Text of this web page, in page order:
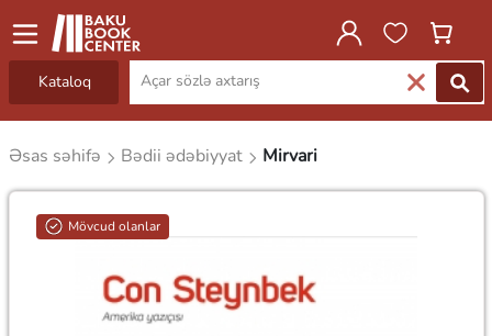
Kataloq
Əsas səhifə Bədii ədəbiyyat Mirvari
Mövcud olanlar